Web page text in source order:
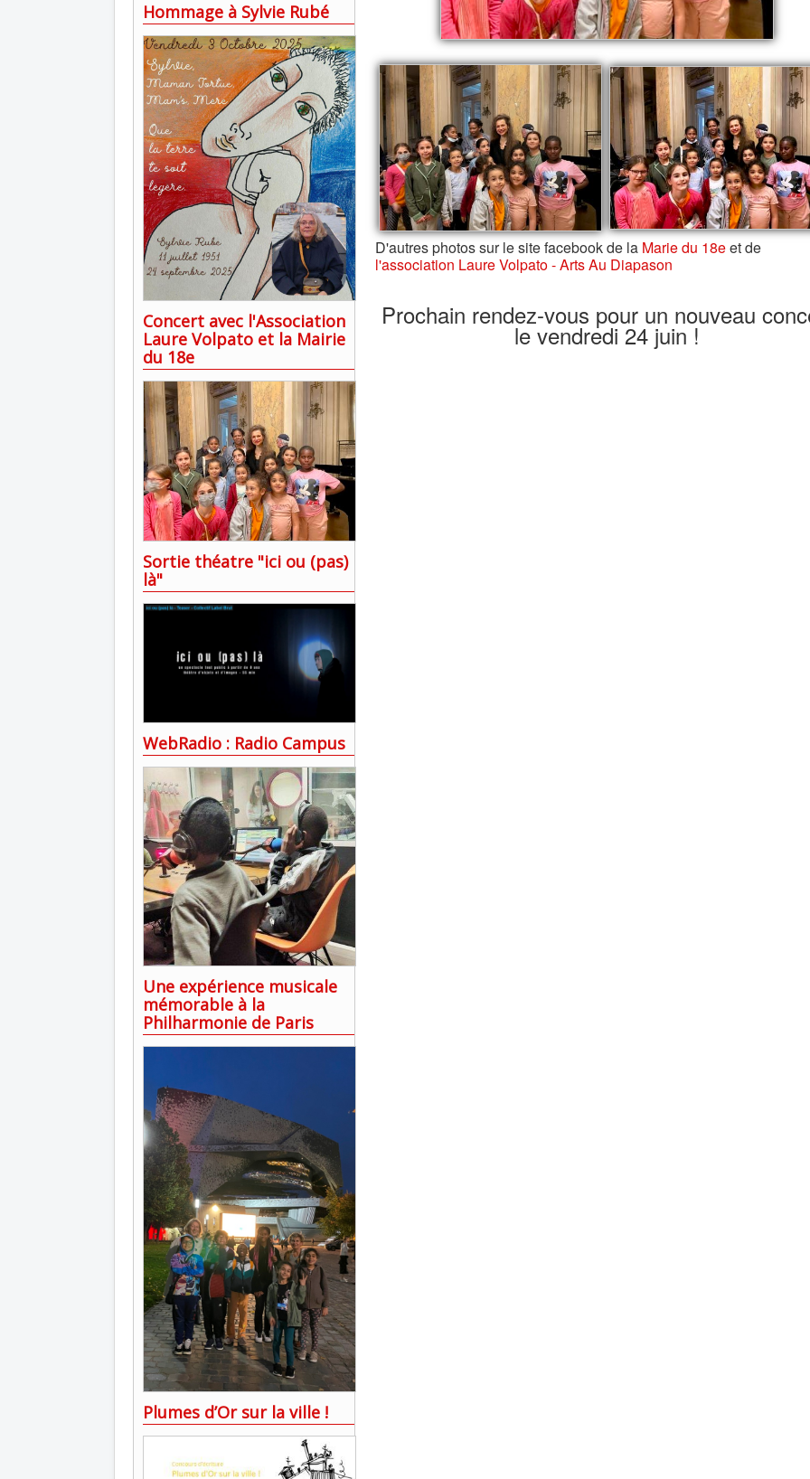
Hommage à Sylvie Rubé
Concert avec l'Association
Laure Volpato et la Mairie
du 18e
Sortie théatre "ici ou (pas)
là"
WebRadio : Radio Campus
Une expérience musicale
mémorable à la
Philharmonie de Paris
Plumes d’Or sur la ville !
D'autres photos sur le site facebook de la Marie du 18eet de
l'association Laure Volpato - Arts Au Diapason
Prochain rendez-vous pour un nouveau
le vendredi 24 juin !